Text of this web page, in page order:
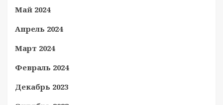
Май 2024
Апрель 2024
Март 2024
Февраль 2024
Декабрь 2023